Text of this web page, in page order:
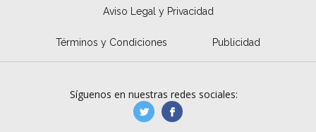
Aviso Legal y Privacidad
Términos y Condiciones Publicidad
Síguenos en nuestras redes sociales:
manufacturaGE